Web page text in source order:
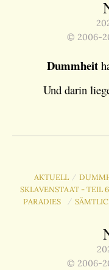
© 2006-
Dummheit
Und darin
AKTUELL /
SKLAVENSTAAT - TEIL
PARADIES
/
© 2006-